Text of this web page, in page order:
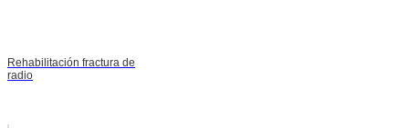
Rehabilitación fractura de
radio